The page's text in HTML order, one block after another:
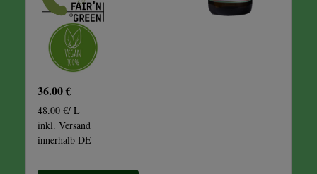
36.00 €
48.00 €/ L
inkl. Versand
innerhalb DE